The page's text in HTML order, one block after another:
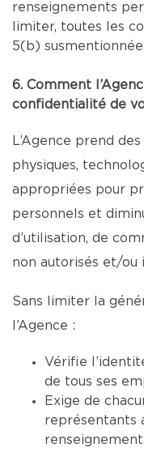
renseignements
limiter, toutes les
5(b) susmentionnée.
6. Comment
confidentialité de
L’Agence prend
physiques,
appropriées pour
personnels et
d’utilisation, de
non autorisés et/ou
Sans limiter la
l’Agence :
Vérifie
de tous ses
Exige de
représentants